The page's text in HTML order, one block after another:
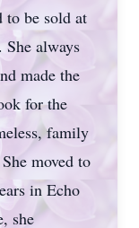
to be sold at
She always
made the
for the
family
moved to
in Echo
she